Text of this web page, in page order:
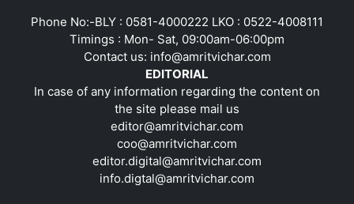
Phone No:-BLY : 0581-4000222 LKO : 0522-4008111
Timings : Mon- Sat, 09:00am-06:00pm
Contact us: info@amritvichar.com
EDITORIAL
In case of any information regarding the content on
the site please mail us
editor@amritvichar.com
coo@amritvichar.com
editor.digital@amritvichar.com
info.digtal@amritvichar.com